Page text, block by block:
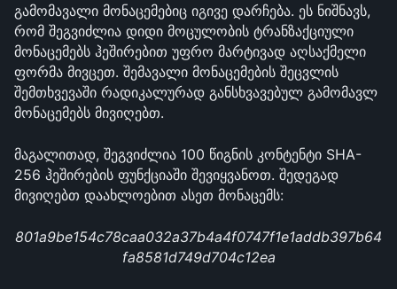
გამომავალი მონაცემებიც იგივე დარჩება. ეს ნიშნავს,
რომ შეგვიძლია დიდი მოცულობის ტრანზაქციული
მონაცემებს ჰეშირებით უფრო მარტივად აღსაქმელი
ფორმა მივცეთ. შემავალი მონაცემების შეცვლის
შემთხვევაში რადიკალურად განსხვავებულ გამომავლ
მონაცემებს მივიღებთ.
მაგალითად, შეგვიძლია 100 წიგნის კონტენტი SHA-
256 ჰეშირების ფუნქციაში შევიყვანოთ. შედეგად
მივიღებთ დაახლოებით ასეთ მონაცემს:
801a9be154c78caa032a37b4a4f0747f1e1addb397b64
fa8581d749d704c12ea